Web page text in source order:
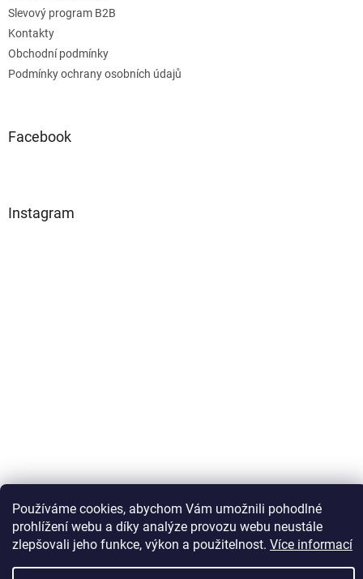
Používáme cookies, abychom Vám umožnili pohodlné
prohlížení webu a díky analýze provozu webu neustále
zlepšovali jeho funkce, výkon a použitelnost. Více informací
Slevový program B2B
Kontakty
Obchodní podmínky
Podmínky ochrany osobních údajů
Facebook
Instagram
Sledovat na Instagramu